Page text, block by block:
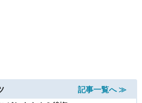
記事一覧へ ≫